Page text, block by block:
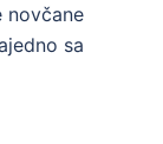
novčane
sa